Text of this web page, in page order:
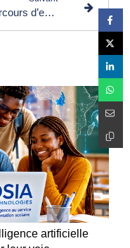
Maître Marie Claude Edjang : parcours d’excellence d’une avocate humaniste au service de l’Afrique et du droit
artificielle